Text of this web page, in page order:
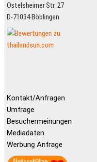
Ostelsheimer Str. 27
D-71034 Böblingen
Kontakt/Anfragen
Umfrage
Besuchermeinungen
Mediadaten
Werbung Anfrage